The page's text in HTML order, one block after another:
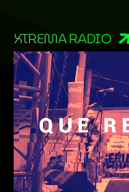
XTREMA RADIO